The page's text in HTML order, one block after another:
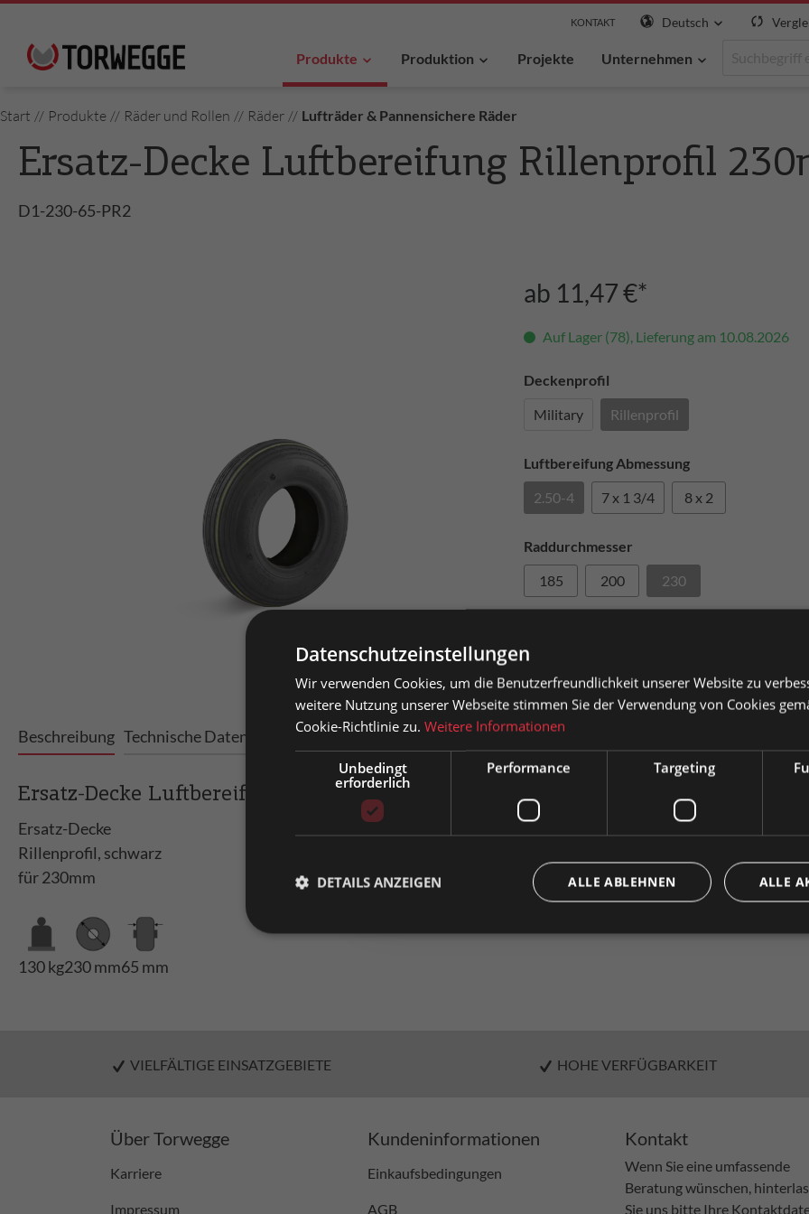
KONTAKT Deutsch
Produkte Produktion Projekte Unternehmen
Start // Produkte // Räder und Rollen // Räder // Lufträder & Pannensichere Räder
Ersatz-Decke Luftbereifung Rillenprofil
D1-230-65-PR2
Beschreibung Technische Daten Varianten
Ersatz-Decke Luftbereifung Rillenprofil 230mm
Ersatz-Decke
Rillenprofil, schwarz
für 230mm
130 kg230 mm65 mm
ab 11,47 €*
Auf Lager (78), Lieferung am 10.08.2026
Deckenprofil
Military
Rillenprofil
Luftbereifung Abmessung
2.50-4
7 x 1 3/4 8 x 2
Raddurchmesser
185
200 230
Artikel-Nr.0015580
Zum Merkzettel hinzufügen
VIELFÄLTIGE EINSATZGEBIETE HOHE VERFÜGBARKEIT
Über Torwegge
Karriere
Impressum
Kundeninformationen
Einkaufsbedingungen
AGB
Kontakt
Wenn Sie eine umfassende
Beratung wünschen,
Sie uns bitte Ihre
Preisauszeichnung
Privatkunden können Preise mit MwSt. (brutto) und Geschäftskunden
Preise ohne MwSt. (netto) angezeigt werden.
Bitte wählen Sie Ihre bevorzugte Einstellung:
Privatkunde Geschäftskunde
Datenschutzeinstellungen
Wir verwenden Cookies, um die Benutzerfreundlichkeit unserer Website zu
weitere Nutzung unserer Webseite stimmen Sie der Verwendung von Cookies
Cookie-Richtlinie zu. Weitere Informationen
Unbedingt
erforderlich
Performance Targeting
ALLE
ALLE ABLEHNEN
DETAILS ANZEIGEN